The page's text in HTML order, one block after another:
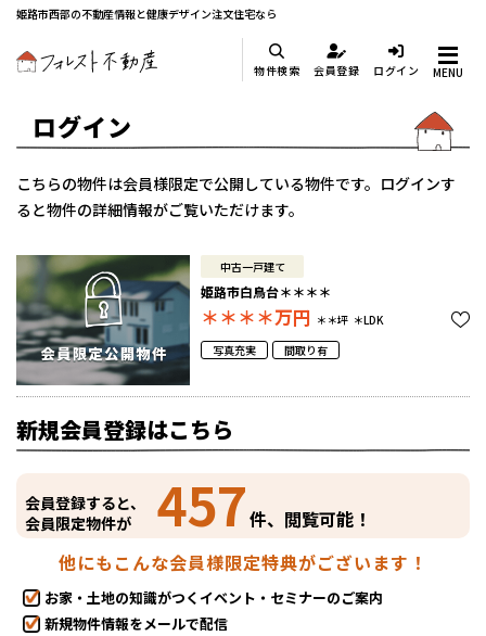
姫路市西部の不動産情報と健康デザイン注文住宅なら
物件検索 会員登録 ログイン MENU
ログイン
こちらの物件は会員様限定で公開している物件です。ログインす
ると物件の詳細情報がご覧いただけます。
中古一戸建て
姫路市白鳥台＊＊＊＊
＊＊＊＊万円 ＊＊坪 ＊LDK
写真充実
間取り有
新規会員登録はこちら
会員登録すると、
会員限定物件が
457件、閲覧可能！
他にもこんな会員様限定特典がございます！
お家・土地の知識がつくイベント・セミナーのご案内
新規物件情報をメールで配信